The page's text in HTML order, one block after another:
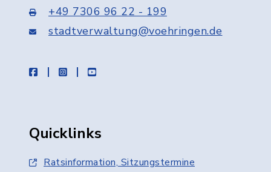
+49 7306 96 22 - 199
stadtverwaltung@voehringen.de
facebookinstagramyoutube
Quicklinks
Ratsinformation, Sitzungstermine